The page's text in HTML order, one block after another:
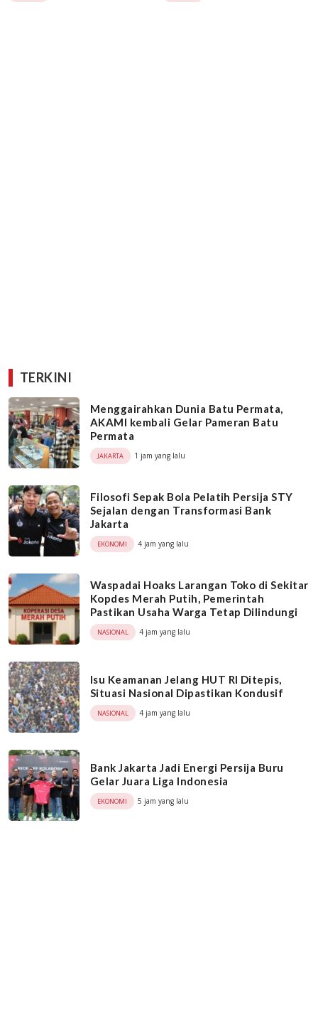
TERKINI
Menggairahkan Dunia Batu Permata,
AKAMI kembali Gelar Pameran Batu
Permata
JAKARTA 1 jam yang lalu
Filosofi Sepak Bola Pelatih Persija STY
Sejalan dengan Transformasi Bank
Jakarta
EKONOMI 4 jam yang lalu
Waspadai Hoaks Larangan Toko di Sekitar
Kopdes Merah Putih, Pemerintah
Pastikan Usaha Warga Tetap Dilindungi
NASIONAL 4 jam yang lalu
Isu Keamanan Jelang HUT RI Ditepis,
Situasi Nasional Dipastikan Kondusif
NASIONAL 4 jam yang lalu
Bank Jakarta Jadi Energi Persija Buru
Gelar Juara Liga Indonesia
EKONOMI 5 jam yang lalu